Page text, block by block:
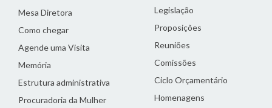
Mesa Diretora
Como chegar
Agende uma Visita
Memória
Estrutura administrativa
Procuradoria da Mulher
Legislação
Proposições
Reuniões
Comissões
Ciclo Orçamentário
Homenagens